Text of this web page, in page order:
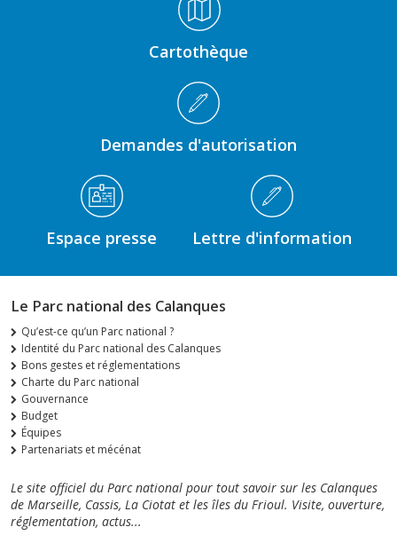
Cartothèque
Demandes d'autorisation
Espace presse Lettre d'information
Le Parc national des Calanques
Qu’est-ce qu’un Parc national ?
Identité du Parc national des Calanques
Bons gestes et réglementations
Charte du Parc national
Gouvernance
Budget
Équipes
Partenariats et mécénat
Le site officiel du Parc national pour tout savoir sur les Calanques
de Marseille, Cassis, La Ciotat et les îles du Frioul. Visite, ouverture,
réglementation, actus...